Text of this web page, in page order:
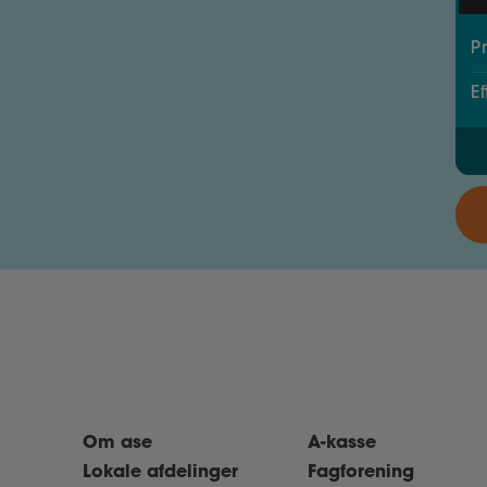
Om ase
Lokale afdelinger
A-kasse
Fagforening